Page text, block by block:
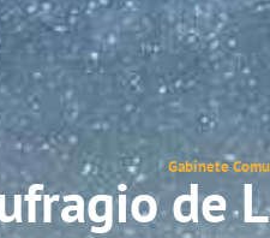
Gabinete
de